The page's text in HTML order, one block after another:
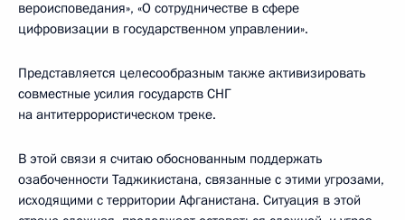
вероисповедания», «О сотрудничестве в сфере
цифровизации в государственном управлении».
Представляется целесообразным также активизировать
совместные усилия государств СНГ
на антитеррористическом треке.
В этой связи я считаю обоснованным поддержать
озабоченности Таджикистана, связанные с этими угрозами,
исходящими с территории Афганистана. Ситуация в этой